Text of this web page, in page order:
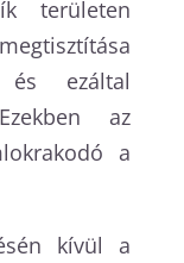
területen
és ezáltal
az
a
kívül a